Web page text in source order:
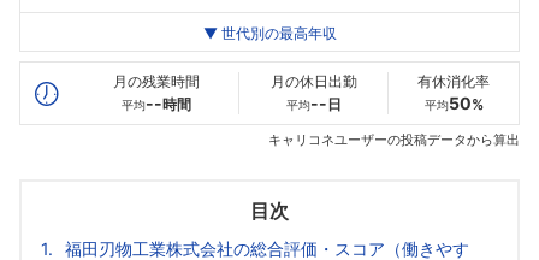
最高年収
20代
--万
30代
516万
--万
▼ 世代別の最高年収
月の残業時間
平均--時間
月の休日出勤
平均-- 日
有休消化率
平均50%
キャリコネユーザーの投稿データから算出
目次
福田刃物工業株式会社の総合評価・スコア（働きやす